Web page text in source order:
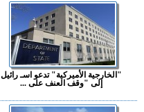
"الخارجية الأميركية" تدعو اسـ رائيل
إلى "وقف العنف على ...